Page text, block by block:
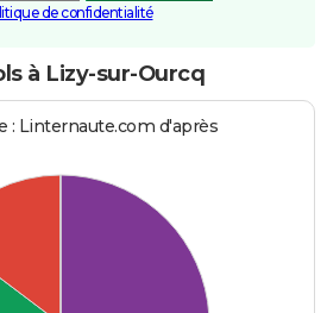
de confidentialité
à Lizy-sur-Ourcq
: Linternaute.com d'après